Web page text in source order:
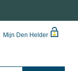
Mijn Den Helder